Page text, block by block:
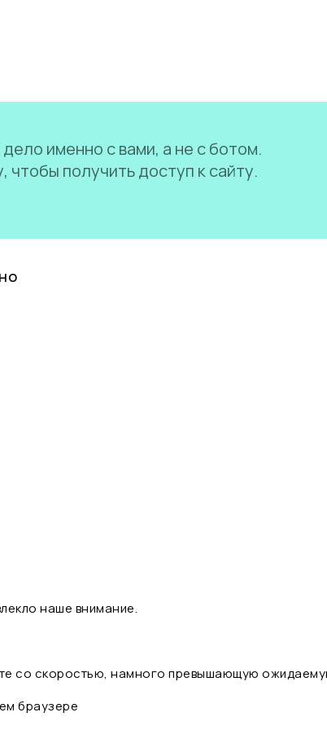
именно с вами, а не с ботом.
получить доступ к сайту.
наше внимание.
со скоростью, намного превышающую
браузере